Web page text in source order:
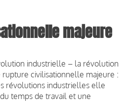
majeure
industrielle – la révolution
civilisationnelle majeure :
révolutions industrielles elle
temps de travail et une